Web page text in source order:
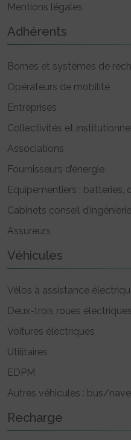
Mentions légales
Adhérents
Bornes et systèmes de
Opérateurs de mobilité
Entreprises
Collectivités et
Associations
Fournisseurs d’énergie
Equipementiers : batteries,
Cabinets conseil
Assureurs
Véhicules
Vélos à assistance
Deux-trois roues électriques
Voitures électriques
Utilitaires
EDPM
Autres véhicules : bus/
Recharge